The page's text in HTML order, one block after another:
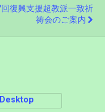
復興支援超教派一致祈
祷会のご案内
Desktop